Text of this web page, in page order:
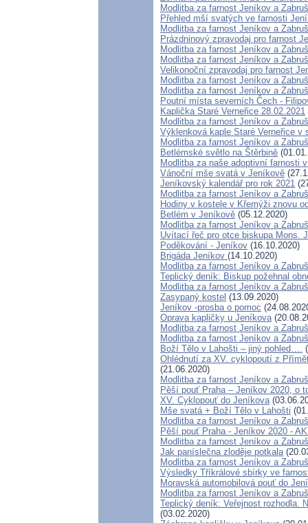
Modlitba za farnost Jeníkov a
Přehled mší svatých ve farnosti
Modlitba za farnost Jeníkov a
Prázdninový zpravodaj pro farnost
Modlitba za farnost Jeníkov a
Modlitba za farnost Jeníkov a
Velikonoční zpravodaj pro farnost
Modlitba za farnost Jeníkov a
Modlitba za farnost Jeníkov a
Poutní místa severních Čech -
Kaplička Staré Verneřice 28.02.2021
Modlitba za farnost Jeníkov a
Výklenková kaple Staré Verneřice v
Modlitba za farnost Jeníkov a
Betlémské světlo na Štěrbině
Modlitba za naše adoptivní farnosti
Vánoční mše svatá v Jeníkově
Jeníkovský kalendář pro rok 2021
Modlitba za farnost Jeníkov a
Hodiny v kostele v Křemýži znovu
Betlém v Jeníkově (05.12.2020)
Modlitba za farnost Jeníkov a
Uvítací řeč pro otce biskupa Mons.
Poděkování - Jeníkov (16.10.2020)
Brigáda Jeníkov (14.10.2020)
Modlitba za farnost Jeníkov a
Teplický deník: Biskup požehnal
Modlitba za farnost Jeníkov a
Zasypaný kostel (13.09.2020)
Jeníkov -prosba o pomoc
Oprava kapličky u Jeníkova
Modlitba za farnost Jeníkov a
Modlitba za farnost Jeníkov a
Boží Tělo v Lahošti – jiný pohled….
Ohlédnutí za XV. cyklopoutí z
(21.06.2020)
Modlitba za farnost Jeníkov a
Pěší pouť Praha – Jeníkov 2020, o
XV. Cyklopouť do Jeníkova
Mše svatá + Boží Tělo v Lahošti
Modlitba za farnost Jeníkov a
Pěší pouť Praha - Jeníkov 2020 -
Modlitba za farnost Jeníkov a
Jak paníslečna zloděje potkala
Modlitba za farnost Jeníkov a
Výsledky Tříkrálové sbírky ve
Moravská automobilová pouť do
Modlitba za farnost Jeníkov a
Teplický deník: Veřejnost rozhodla.
(03.02.2020)